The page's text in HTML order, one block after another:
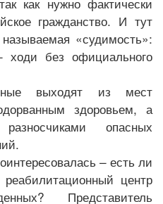
гражданство. И тут
«судимость»:
ходи без официального
выходят из мест
здоровьем, а
опасных
– есть ли
центр
Представитель